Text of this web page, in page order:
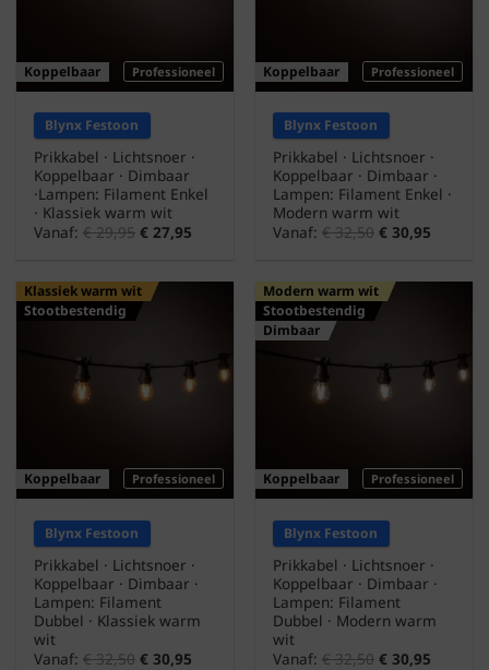
Professioneel
Koppelbaar
Blynx Festoon
Prikkabel · Lichtsnoer ·
Koppelbaar · Dimbaar
·Lampen: Filament Enkel
· Klassiek warm wit
Vanaf:€29,95 € 27,95
Professioneel
Koppelbaar
Blynx Festoon
Prikkabel · Lichtsnoer ·
Koppelbaar · Dimbaar ·
Lampen: Filament Enkel ·
Modern warm wit
Vanaf:€32,50 € 30,95
Professioneel
Klassiek warm wit
Stootbestendig
Koppelbaar
Blynx Festoon
Prikkabel · Lichtsnoer ·
Koppelbaar · Dimbaar ·
Lampen: Filament
Dubbel · Klassiek warm
wit
Vanaf:€32,50 € 30,95
Professioneel
Modern warm wit
Stootbestendig
Dimbaar
Koppelbaar
Blynx Festoon
Prikkabel · Lichtsnoer ·
Koppelbaar · Dimbaar ·
Lampen: Filament
Dubbel · Modern warm
wit
Vanaf:€32,50 € 30,95